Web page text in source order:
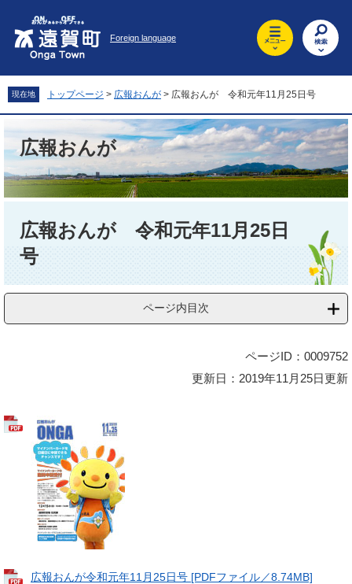
先
頭
を
飛
文
へ
Foreign language
現在地 トップページ > 広報おんが > 広報おんが 令和元年11月25日号
広報おんが
広報おんが 令和元年11月25日
号
ページ内目次
ページID：0009752
更新日：2019年11月25日更新
広報おんが令和元年11月25日号 [PDFファイル／8.74MB]